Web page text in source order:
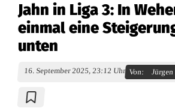
Jahn in Liga 3: In
einmal eine
unten
16. September 2025, 23:12 Uhr Von: Jürgen